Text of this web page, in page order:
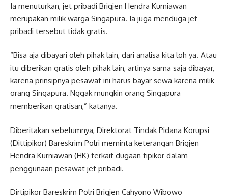
Ia menuturkan, jet pribadi Brigjen Hendra Kurniawan
merupakan milik warga Singapura. Ia juga menduga jet
pribadi tersebut tidak gratis.
“Bisa aja dibayari oleh pihak lain, dari analisa kita loh ya. Atau
itu diberikan gratis oleh pihak lain, artinya sama saja dibayar,
karena prinsipnya pesawat ini harus bayar sewa karena milik
orang Singapura. Nggak mungkin orang Singapura
memberikan gratisan,” katanya.
Diberitakan sebelumnya, Direktorat Tindak Pidana Korupsi
(Dittipikor) Bareskrim Polri meminta keterangan Brigjen
Hendra Kurniawan (HK) terkait dugaan tipikor dalam
penggunaan pesawat jet pribadi.
Dirtipikor Bareskrim Polri Brigjen Cahyono Wibowo